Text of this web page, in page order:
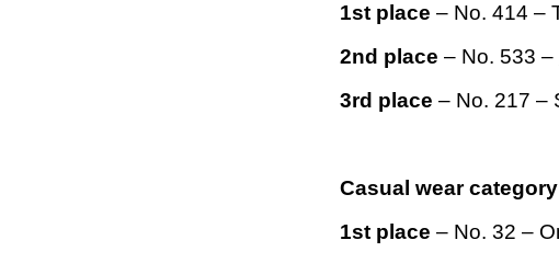
1st place – No. 414 –
2nd place – No. 533 –
3rd place – No. 217 –
Casual wear category
1st place – No. 32 –